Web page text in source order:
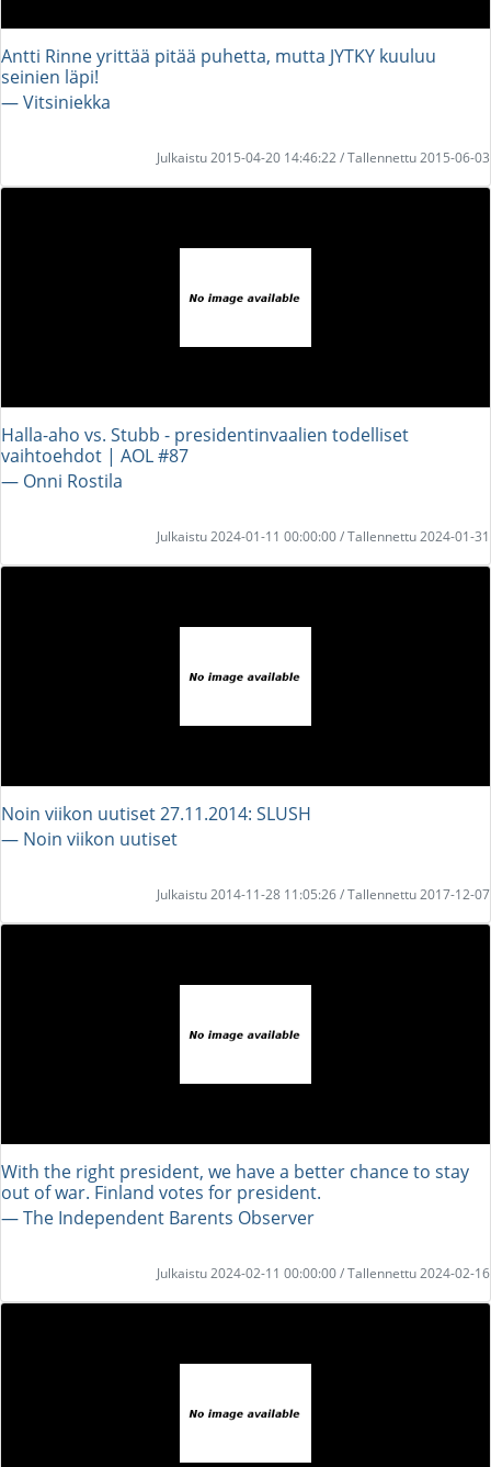
Antti Rinne yrittää pitää puhetta, mutta JYTKY kuuluu
seinien läpi!
― Vitsiniekka
Julkaistu 2015-04-20 14:46:22 / Tallennettu 2015-06-03
Halla-aho vs. Stubb - presidentinvaalien todelliset
vaihtoehdot | AOL #87
― Onni Rostila
Julkaistu 2024-01-11 00:00:00 / Tallennettu 2024-01-31
Noin viikon uutiset 27.11.2014: SLUSH
― Noin viikon uutiset
Julkaistu 2014-11-28 11:05:26 / Tallennettu 2017-12-07
With the right president, we have a better chance to stay
out of war. Finland votes for president.
― The Independent Barents Observer
Julkaistu 2024-02-11 00:00:00 / Tallennettu 2024-02-16